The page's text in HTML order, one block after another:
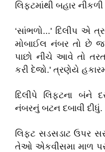
લિફ્ટમાંથી બહાર
‘સાંભળો...' દિલીપ એ
મોબાઈલ નંબર તો છે જ
પાછો નીચે આવે તો
કરી દેજો.' ત્રણેયે
દિલીપે લિફ્ટના બંને
નંબરનું બટન દબાવી દીધું.
લિફ્ટ સડસડાટ ઉપર
તેઓ એકવીસમા માળ